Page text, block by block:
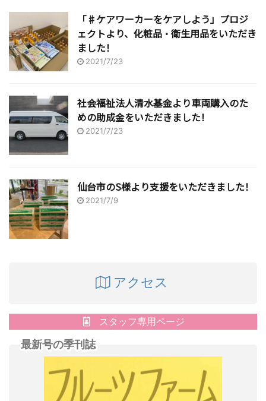
「♯ケアワーカーをケアしよう」プロジ
ェクトより、化粧品・衛生用品をいただき
ました！
2021/7/23
社会福祉法人清水基金より車両購入のた
めの助成金をいただきました！
2021/7/23
仙台市のS様より支援をいただきました！
2021/7/9
アクセス
スタッフ専用ページ
最新号の季刊誌